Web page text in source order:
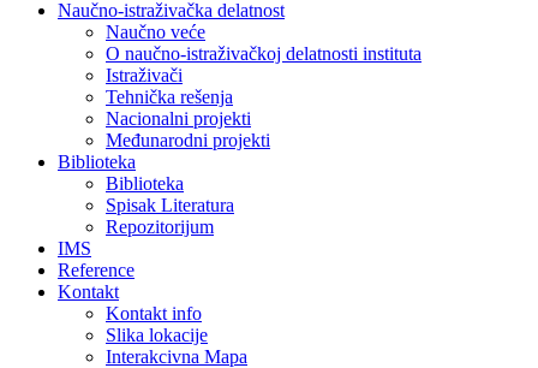
Naučno-istraživačka delatnost
Naučno veće
O naučno-istraživačkoj delatnosti instituta
Istraživači
Tehnička rešenja
Nacionalni projekti
Međunarodni projekti
Biblioteka
Biblioteka
Spisak Literatura
Repozitorijum
IMS
Reference
Kontakt
Kontakt info
Slika lokacije
Interakcivna Mapa